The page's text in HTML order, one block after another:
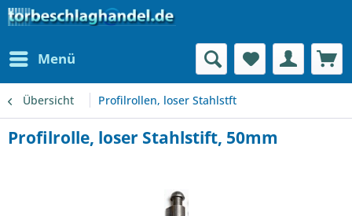
Menü
Übersicht Profilrollen, loser Stahlstft
Profilrolle, loser Stahlstift, 50mm